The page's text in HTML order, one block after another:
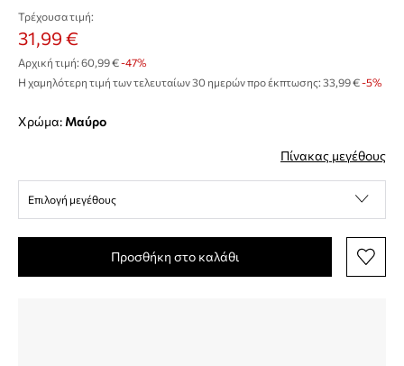
Τρέχουσα τιμή:
31,99 €
Αρχική τιμή: 60,99 €-47%
Η χαμηλότερη τιμή των τελευταίων 30 ημερών προ έκπτωσης: 33,99 € -5%
Χρώμα: μαύρο
Πίνακας μεγέθους
Επιλογή μεγέθους
Προσθήκη στο καλάθι